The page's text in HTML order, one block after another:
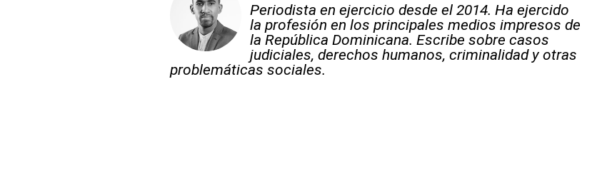
Periodista en ejercicio desde el 2014. Ha ejercido
la profesión en los principales medios impresos de
la República Dominicana. Escribe sobre casos
judiciales, derechos humanos, criminalidad y otras
problemáticas sociales.